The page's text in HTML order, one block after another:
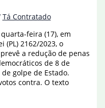
Tá Contratado
feira (17), em
(PL) 2162/2023, o
a redução de penas
de 8 de
golpe de Estado.
contra. O texto